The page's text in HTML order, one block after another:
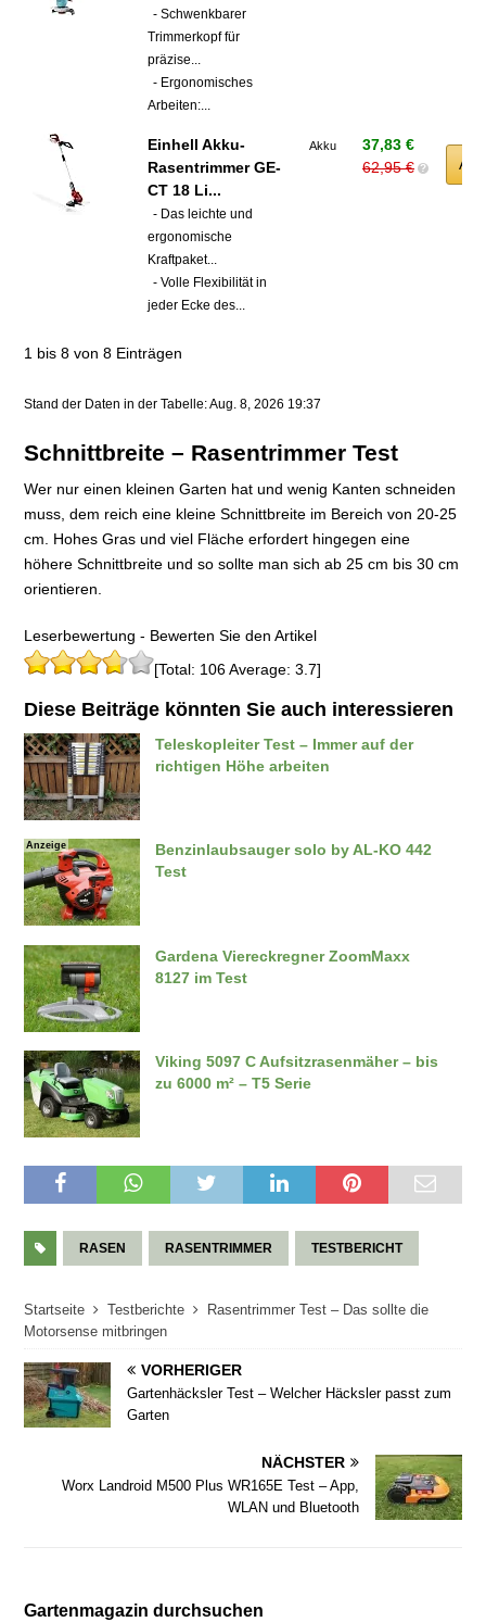
- Schwenkbarer
Trimmerkopf für
präzise...
- Ergonomisches
Arbeiten:...
Einhell Akku-
Rasentrimmer GE-
CT 18 Li...
- Das leichte und
ergonomische
Kraftpaket...
- Volle Flexibilität in
jeder Ecke des...
Akku
37,83 €
62,95 € ?
1 bis 8 von 8 Einträgen
Stand der Daten in der Tabelle: Aug. 8, 2026 19:37
Schnittbreite – Rasentrimmer Test
Wer nur einen kleinen Garten hat und wenig Kanten schneiden
muss, dem reich eine kleine Schnittbreite im Bereich von 20-25
cm. Hohes Gras und viel Fläche erfordert hingegen eine
höhere Schnittbreite und so sollte man sich ab 25 cm bis 30 cm
orientieren.
Leserbewertung - Bewerten Sie den Artikel
[Total: 106 Average: 3.7]
Diese Beiträge könnten Sie auch interessieren
Teleskopleiter Test – Immer auf der
richtigen Höhe arbeiten
Anzeige
Benzinlaubsauger solo by AL-KO 442
Test
Gardena Viereckregner ZoomMaxx
8127 im Test
Viking 5097 C Aufsitzrasenmäher – bis
zu 6000 m² – T5 Serie
RASEN RASENTRIMMER TESTBERICHT
Startseite Testberichte
Rasentrimmer Test – Das sollte die
Motorsense mitbringen
VORHERIGER
Gartenhäcksler Test – Welcher Häcksler passt zum
Garten
NÄCHSTER
Worx Landroid M500 Plus WR165E Test – App,
WLAN und Bluetooth
Gartenmagazin durchsuchen